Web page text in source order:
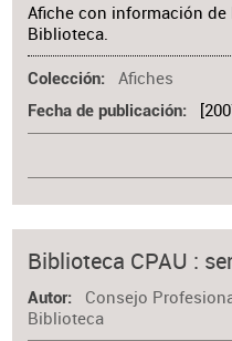
Afiche con información
Biblioteca.
Colección Afiches
Fecha de publicación
Biblioteca CPAU :
Autor
Consejo
Biblioteca